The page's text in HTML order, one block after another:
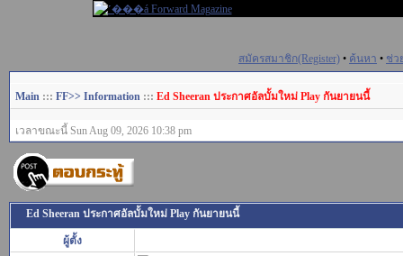
สมัครสมาชิก(Register) • ค้นหา • ช่ว
Main ::: FF>> Information ::: Ed Sheeran ประกาศอัลบั้มใหม่ Play กันยายนนี้
เวลาขณะนี้ Sun Aug 09, 2026 10:38 pm
Ed Sheeran ประกาศอัลบั้มใหม่ Play กันยายนนี้
ผู้ตั้ง